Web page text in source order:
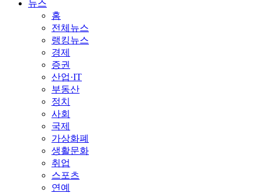
뉴스
홈
전체뉴스
랭킹뉴스
경제
증권
산업·IT
부동산
정치
사회
국제
가상화폐
생활문화
취업
스포츠
연예